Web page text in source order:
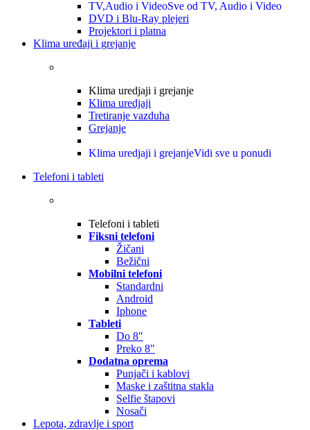
TV,Audio i VideoSve od TV, Audio i Video
DVD i Blu-Ray plejeri
Projektori i platna
Klima uređaji i grejanje
Klima uredjaji i grejanje
Klima uredjaji
Tretiranje vazduha
Grejanje
Klima uredjaji i grejanjeVidi sve u ponudi
Telefoni i tableti
Telefoni i tableti
Fiksni telefoni
Žičani
Bežični
Mobilni telefoni
Standardni
Android
Iphone
Tableti
Do 8"
Preko 8"
Dodatna oprema
Punjači i kablovi
Maske i zaštitna stakla
Selfie štapovi
Nosači
Lepota, zdravlje i sport